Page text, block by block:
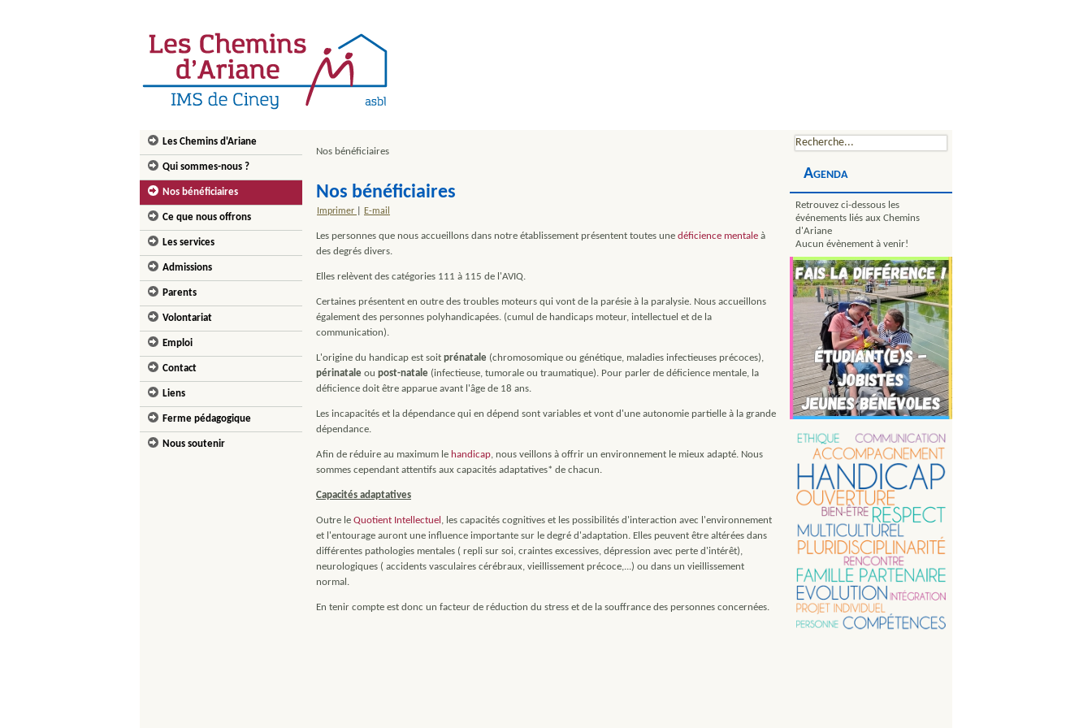
Les Chemins d'Ariane
Qui sommes-nous ?
Nos bénéficiaires
Ce que nous offrons
Les services
Admissions
Parents
Volontariat
Emploi
Contact
Liens
Ferme pédagogique
Nous soutenir
Nos bénéficiaires
Nos bénéficiaires
Imprimer E-mail
Les personnes que nous accueillons dans notre établissement présentent toutes une déficience mentale à
des degrés divers.
Elles relèvent des catégories 111 à 115 de l'AVIQ.
Certaines présentent en outre des troubles moteurs qui vont de la parésie à la paralysie. Nous accueillons
également des personnes polyhandicapées. (cumul de handicaps moteur, intellectuel et de la
communication).
L'origine du handicap est soit prénatale (chromosomique ou génétique, maladies infectieuses précoces),
périnatale ou post-natale (infectieuse, tumorale ou traumatique). Pour parler de déficience mentale, la
déficience doit être apparue avant l'âge de 18 ans.
Les incapacités et la dépendance qui en dépend sont variables et vont d'une autonomie partielle à la grande
dépendance.
Afin de réduire au maximum le handicap, nous veillons à offrir un environnement le mieux adapté. Nous
sommes cependant attentifs aux capacités adaptatives* de chacun.
Capacités adaptatives
Outre le Quotient Intellectuel , les capacités cognitives et les possibilités d'interaction avec l'environnement
et l'entourage auront une influence importante sur le degré d'adaptation. Elles peuvent être altérées dans
différentes pathologies mentales ( repli sur soi, craintes excessives, dépression avec perte d'intérêt),
neurologiques ( accidents vasculaires cérébraux, vieillissement précoce,...) ou dans un vieillissement
normal.
En tenir compte est donc un facteur de réduction du stress et de la souffrance des personnes concernées.
Agenda
Retrouvez ci-dessous les
événements liés aux Chemins
d'Ariane
Aucun évènement à venir!